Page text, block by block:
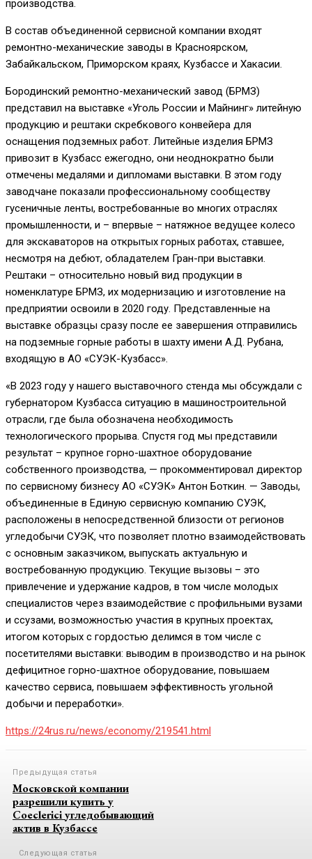
производства.
В состав объединенной сервисной компании входят
ремонтно-механические заводы в Красноярском,
Забайкальском, Приморском краях, Кузбассе и Хакасии.
Бородинский ремонтно-механический завод (БРМЗ)
представил на выставке «Уголь России и Майнинг» литейную
продукцию и рештаки скребкового конвейера для
оснащения подземных работ. Литейные изделия БРМЗ
привозит в Кузбасс ежегодно, они неоднократно были
отмечены медалями и дипломами выставки. В этом году
заводчане показали профессиональному сообществу
гусеничные ленты, востребованные во многих отраслях
промышленности, и – впервые – натяжное ведущее колесо
для экскаваторов на открытых горных работах, ставшее,
несмотря на дебют, обладателем Гран-при выставки.
Рештаки – относительно новый вид продукции в
номенклатуре БРМЗ, их модернизацию и изготовление на
предприятии освоили в 2020 году. Представленные на
выставке образцы сразу после ее завершения отправились
на подземные горные работы в шахту имени А.Д. Рубана,
входящую в АО «СУЭК-Кузбасс».
«В 2023 году у нашего выставочного стенда мы обсуждали с
губернатором Кузбасса ситуацию в машиностроительной
отрасли, где была обозначена необходимость
технологического прорыва. Спустя год мы представили
результат – крупное горно-шахтное оборудование
собственного производства, — прокомментировал директор
по сервисному бизнесу АО «СУЭК» Антон Боткин. — Заводы,
объединенные в Единую сервисную компанию СУЭК,
расположены в непосредственной близости от регионов
угледобычи СУЭК, что позволяет плотно взаимодействовать
с основным заказчиком, выпускать актуальную и
востребованную продукцию. Текущие вызовы – это
привлечение и удержание кадров, в том числе молодых
специалистов через взаимодействие с профильными вузами
и ссузами, возможностью участия в крупных проектах,
итогом которых с гордостью делимся в том числе с
посетителями выставки: выводим в производство и на рынок
дефицитное горно-шахтное оборудование, повышаем
качество сервиса, повышаем эффективность угольной
добычи и переработки».
https://24rus.ru/news/economy/219541.html
Предыдущая статья
Московской компании
разрешили купить у
Coeclerici угледобывающий
актив в Кузбассе
Следующая статья